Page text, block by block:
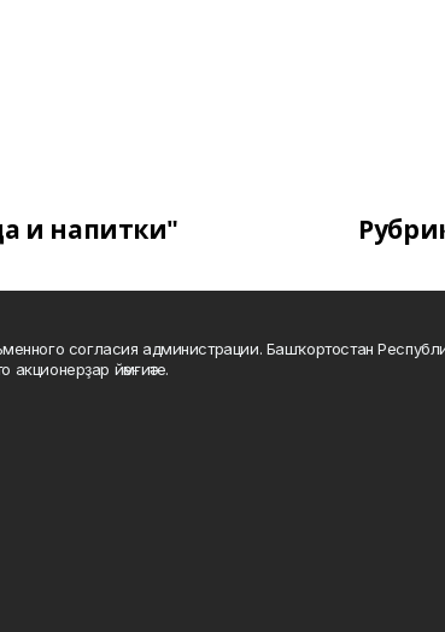
и напитки"
согласия администрации. Башҡортостан
йәмғиәте.